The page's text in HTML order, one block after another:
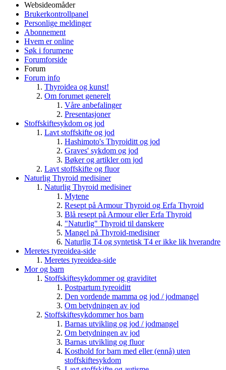
Websideomåder
Brukerkontrollpanel
Personlige meldinger
Abonnement
Hvem er online
Søk i forumene
Forumforside
Forum
Forum info
Thyroidea og kunst!
Om forumet generelt
Våre anbefalinger
Presentasjoner
Stoffskiftesykdom og jod
Lavt stoffskifte og jod
Hashimoto's Thyroiditt og jod
Graves' sykdom og jod
Bøker og artikler om jod
Lavt stoffskifte og fluor
Naturlig Thyroid medisiner
Naturlig Thyroid medisiner
Mytene
Resept på Armour Thyroid og Erfa Thyroid
Blå resept på Armour eller Erfa Thyroid
"Naturlig" Thyroid til danskere
Mangel på Thyroid-medisiner
Naturlig T4 og syntetisk T4 er ikke lik hverandre
Meretes tyreoidea-side
Meretes tyreoidea-side
Mor og barn
Stoffskiftesykdommer og graviditet
Postpartum tyreoiditt
Den vordende mamma og jod / jodmangel
Om betydningen av jod
Stoffskiftesykdommer hos barn
Barnas utvikling og jod / jodmangel
Om betydningen av jod
Barnas utvikling og fluor
Kosthold for barn med eller (ennå) uten
stoffskiftesykdom